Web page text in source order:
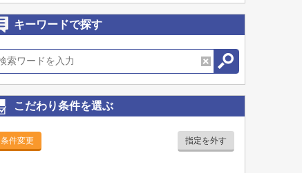
キーワードで探す
こだわり条件を選ぶ
条件変更 指定を外す